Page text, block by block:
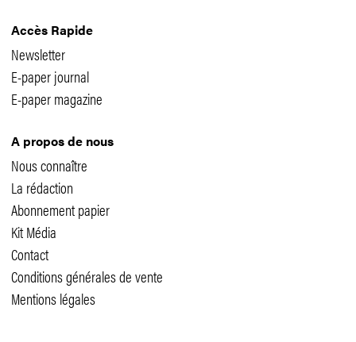
Accès Rapide
Newsletter
E-paper journal
E-paper magazine
A propos de nous
Nous connaître
La rédaction
Abonnement papier
Kit Média
Contact
Conditions générales de vente
Mentions légales